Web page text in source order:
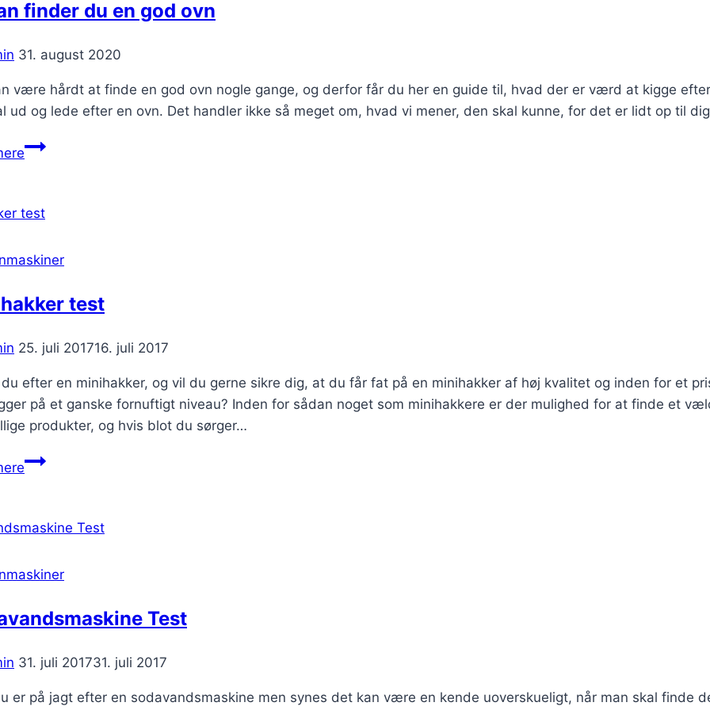
finder du en god ovn
31. august 2020
være hårdt at finde en god ovn nogle gange, og derfor får du her en guide til, hvad der er værd at kigge
ud og lede efter en ovn. Det handler ikke så meget om, hvad vi mener, den skal kunne, for det er lidt op til
Sådan
en
ovn
test
25. juli 201716. juli 2017
efter en minihakker, og vil du gerne sikre dig, at du får fat på en minihakker af høj kvalitet og inden for et
på et ganske fornuftigt niveau? Inden for sådan noget som minihakkere er der mulighed for at finde et
produkter, og hvis blot du sørger…
Minihakker
Test
31. juli 201731. juli 2017
er på jagt efter en sodavandsmaskine men synes det kan være en kende uoverskueligt, når man skal finde